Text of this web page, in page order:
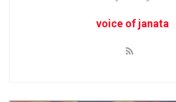
voice of janata